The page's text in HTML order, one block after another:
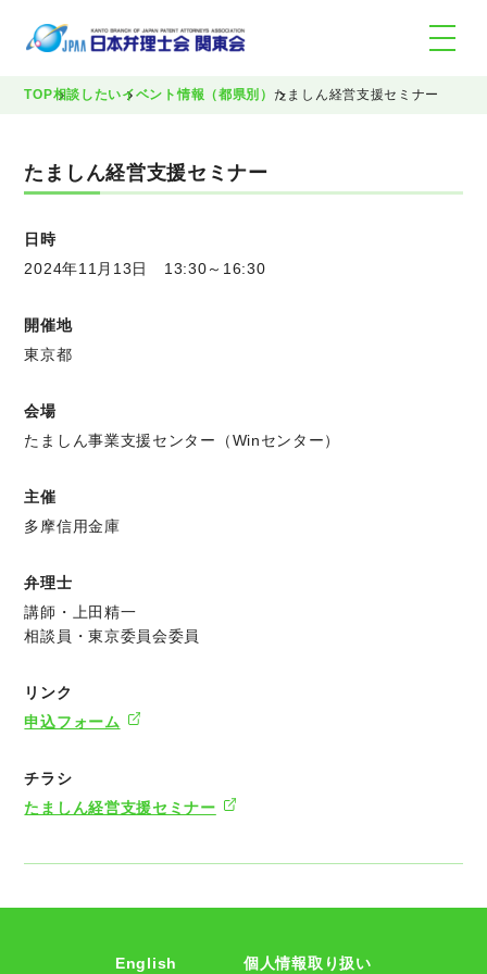
TOP相談したいイベント情報（都県別） たましん経営支援セミナー
たましん経営支援セミナー
日時
2024年11月13日 13:30～16:30
開催地
東京都
会場
たましん事業支援センター（Winセンター）
主催
多摩信用金庫
弁理士
講師・上田精一
相談員・東京委員会委員
リンク
申込フォーム
チラシ
たましん経営支援セミナー
English 個人情報取り扱い